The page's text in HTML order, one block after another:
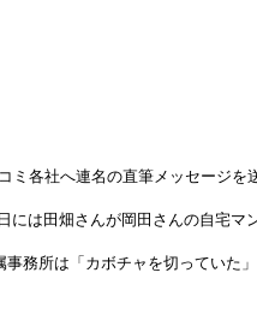
各社へ連名の直筆メッセージを
は田畑さんが岡田さんの自宅
務所は「カボチャを切っていた」